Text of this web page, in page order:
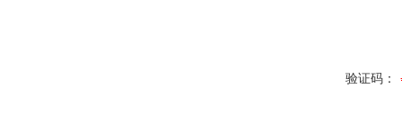
验证码：